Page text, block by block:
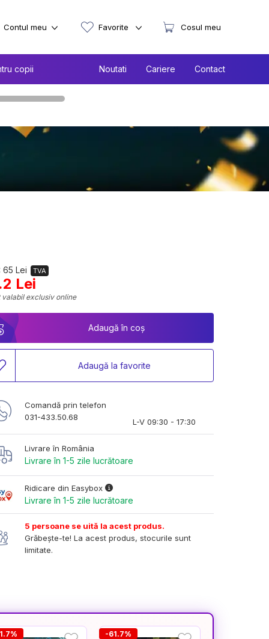
copii Noutati Cariere Contact
Contul meu Favorite Cosul meu
65 Lei TVA
Lei
valabil exclusiv online
Adaugă în coș
Adaugă la favorite
Comandă prin telefon
031-433.50.68
L-V 09:30 - 17:30
Livrare în România
Livrare în 1-5 zile lucrătoare
Ridicare din Easybox
Livrare în 1-5 zile lucrătoare
5 persoane se uită la acest produs.
Grăbește-te! La acest produs, stocurile sunt
limitate.
-61.7%